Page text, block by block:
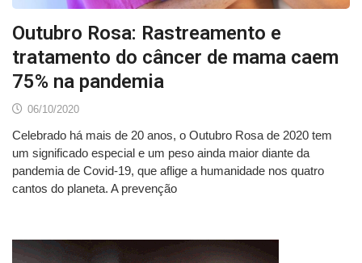
Outubro Rosa: Rastreamento e
tratamento do câncer de mama caem
75% na pandemia
06/10/2020
Celebrado há mais de 20 anos, o Outubro Rosa de 2020 tem
um significado especial e um peso ainda maior diante da
pandemia de Covid-19, que aflige a humanidade nos quatro
cantos do planeta. A prevenção